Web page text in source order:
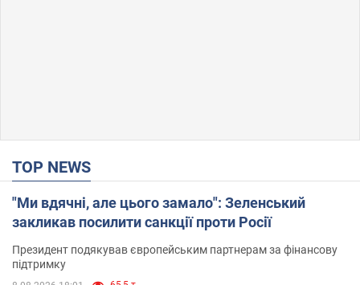
TOP NEWS
"Ми вдячні, але цього замало": Зеленський
закликав посилити санкції проти Росії
Президент подякував європейським партнерам за фінансову
підтримку